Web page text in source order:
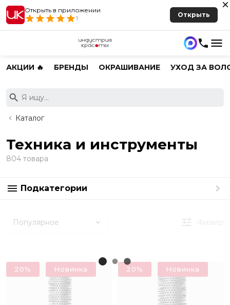
Открыть в приложении
1
Открыть
АКЦИИ 🔥 БРЕНДЫ ОКРАШИВАНИЕ УХОД ЗА
Каталог
Техника и инструменты
804 товара
Подкатегории
Популярное Фильтр
20% Новинка 20% Новинка